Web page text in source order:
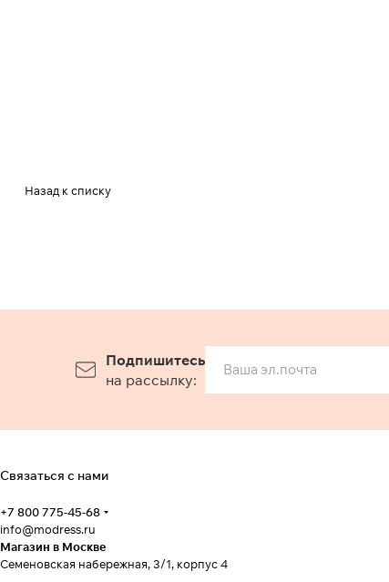
Назад к списку
Подпишитесь
на рассылку:
Связаться с нами
+7 800 775-45-68
info@modress.ru
Магазин в Москве
Семеновская набережная, 3/1, корпус 4